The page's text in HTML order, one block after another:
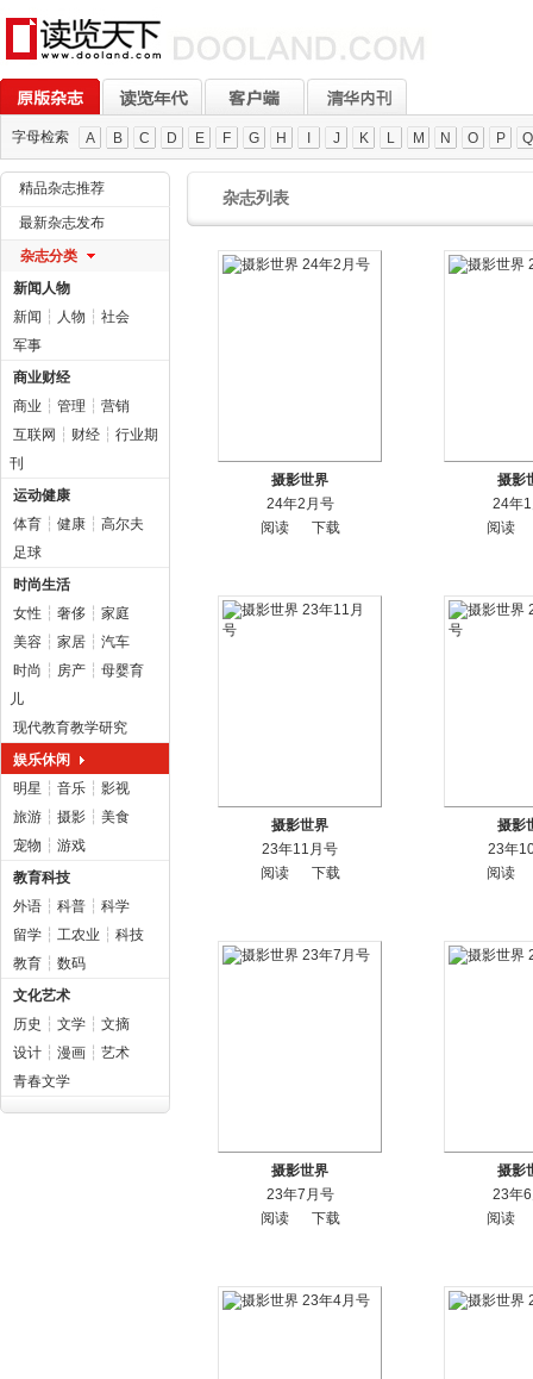
字母检索 A B C D E F G H J K L M N O P Q
精品杂志推荐
最新杂志发布
杂志分类
新闻人物
新闻 ┆ 人物 ┆ 社会
军事
商业财经
商业 ┆ 管理 ┆ 营销
互联网 ┆ 财经 ┆ 行业期
刊
运动健康
体育 ┆ 健康 ┆ 高尔夫
足球
时尚生活
女性 ┆ 奢侈 ┆ 家庭
美容 ┆ 家居 ┆ 汽车
时尚 ┆ 房产 ┆ 母婴育
儿
现代教育教学研究
娱乐休闲
明星 ┆ 音乐 ┆ 影视
旅游 ┆ 摄影 ┆ 美食
宠物 ┆ 游戏
教育科技
外语 ┆ 科普 ┆ 科学
留学 ┆ 工农业 ┆ 科技
教育 ┆ 数码
文化艺术
历史 ┆ 文学 ┆ 文摘
设计 ┆ 漫画 ┆ 艺术
青春文学
杂志列表
摄影世界
24年2月号
阅读
下载
摄影
24年
阅读
摄影世界
23年11月号
阅读
下载
摄影
23年
阅读
摄影世界
23年7月号
阅读
下载
摄影
23年
阅读